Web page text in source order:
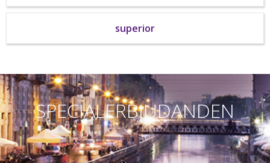
superior
SPECIALERBJUDANDEN